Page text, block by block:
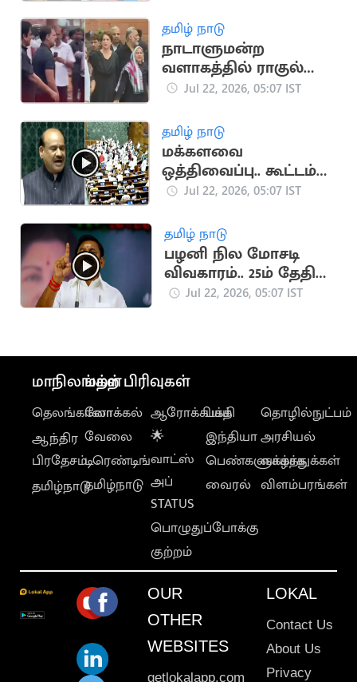
தமிழ் நாடு
நாடாளுமன்ற
வளாகத்தில் ராகுல்
காந்தி தலைமையில்
Jul 22, 2026, 05:07 IST
தமிழ் நாடு
மக்களவை
ஒத்திவைப்பு.. கூட்டம்
தொடங்கியது முதலே
அமளி
Jul 22, 2026, 05:07 IST
தமிழ் நாடு
பழனி நில மோசடி
விவகாரம்.. 25ம் தேதி
அதிமுக போராட்டம்
Jul 22, 2026, 05:07 IST
மாநிலங்கள்
தெலங்கானா
ஆந்திர
பிரதேசம்
தமிழ்நாடு
மற்ற பிரிவுகள்
லோக்கல்
வேலை
டிரெண்டிங்
தமிழ்நாடு
ஆரோக்கியம்
🌟
வாட்ஸ்
அப்
STATUS
பொழுதுப்போக்கு
குற்றம்
பக்தி
இந்தியா
பெண்களுக்காக
வைரல்
தொழில்நுட்பம்
அரசியல்
வாழ்த்துக்கள்
விளம்பரங்கள்
OUR
OTHER
WEBSITES
getlokalapp.com
LOKAL
Contact Us
About Us
Privacy